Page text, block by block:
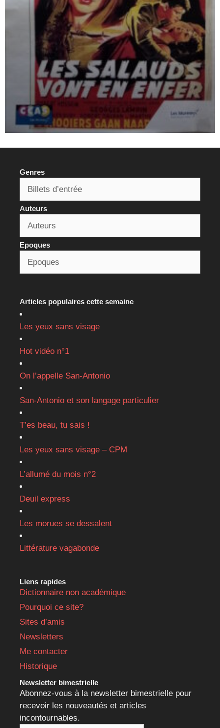
Genres
Auteurs
Epoques
Articles populaires cette semaine
Les yeux sans visage
Hot vidéo n°1
On l’appelle San-Antonio
San-Antonio et son langage particulier
T’es beau, tu sais !
Les yeux sans visage – CPM
L’allumé du mois n°2
Deuil express
Les morues se dessalent
Littérature vagabonde
Liens rapides
Dictionnaire non académique
Pourquoi ce site?
Sites d’amis
Newsletters
Me contacter
Historique
Newsletter bimestrielle
Abonnez-vous à la newsletter bimestrielle pour
recevoir les nouveautés et articles
incontournables.